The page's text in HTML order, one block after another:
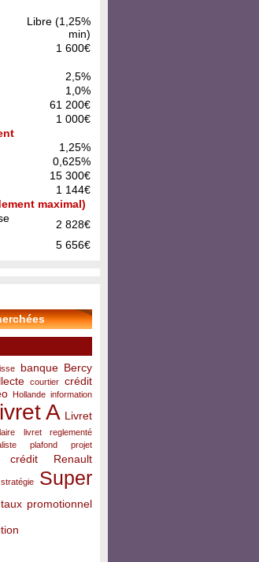
Libre (1,25%
min)
1 600€
2,5%
1,0%
61 200€
1 000€
1,25%
0,625%
15 300€
1 144€
maximal)
2 828€
5 656€
banque Bercy
courtier
crédit
Hollande information
A Livret
livret reglementé
plafond projet
Renault
stratégie
Super
taux promotionnel